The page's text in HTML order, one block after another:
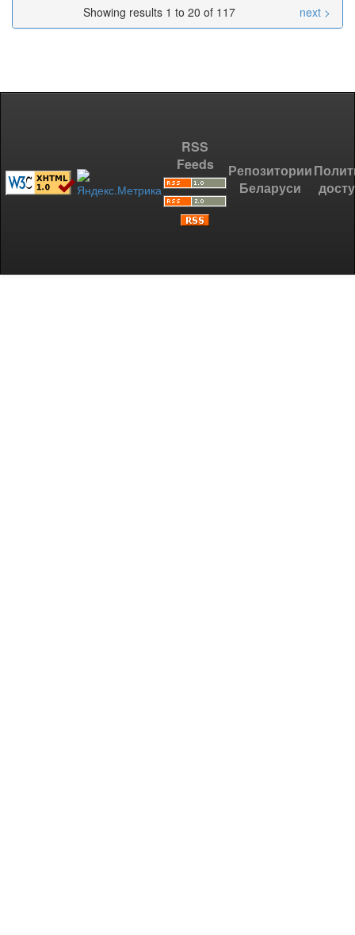
Showing results 1 to 20 of 117 next >
RSS
Feeds
Репозитории
Беларуси